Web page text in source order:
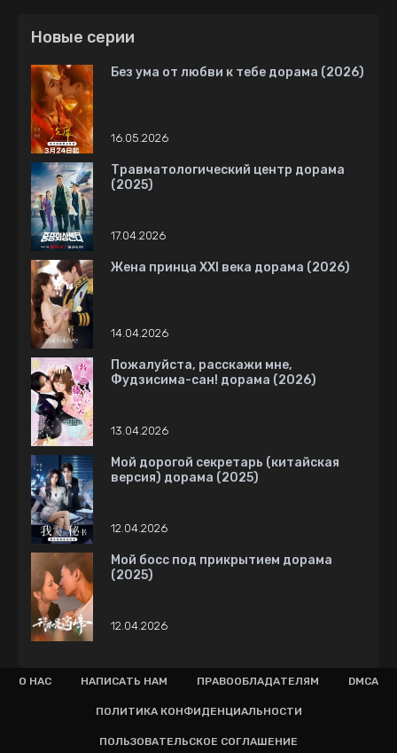
Новые серии
Без ума от любви к тебе дорама (2026)
16.05.2026
Травматологический центр дорама
(2025)
17.04.2026
Жена принца XXI века дорама (2026)
14.04.2026
Пожалуйста, расскажи мне,
Фудзисима-сан! дорама (2026)
13.04.2026
Мой дорогой секретарь (китайская
версия) дорама (2025)
12.04.2026
Мой босс под прикрытием дорама
(2025)
12.04.2026
О НАС НАПИСАТЬ НАМ ПРАВООБЛАДАТЕЛЯМ DMCA
ПОЛИТИКА КОНФИДЕНЦИАЛЬНОСТИ
ПОЛЬЗОВАТЕЛЬСКОЕ СОГЛАШЕНИЕ